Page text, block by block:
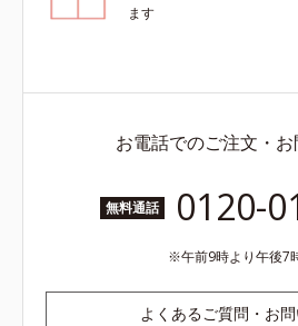
ます
お電話でのご注文・
無料通話 0120-
午前9時より午後7
よくあるご質問・お